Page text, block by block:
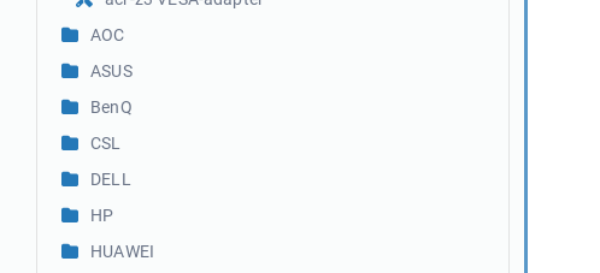
AOC
ASUS
BenQ
CSL
DELL
HP
HUAWEI